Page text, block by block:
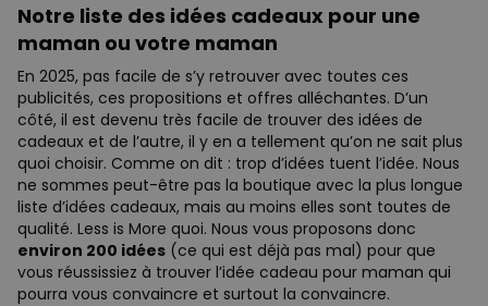
Notre liste des idées cadeaux pour une
maman ou votre maman
En 2025, pas facile de s’y retrouver avec toutes ces
publicités, ces propositions et offres alléchantes. D’un
côté, il est devenu très facile de trouver des idées de
cadeaux et de l’autre, il y en a tellement qu’on ne sait plus
quoi choisir. Comme on dit : trop d’idées tuent l’idée. Nous
ne sommes peut-être pas la boutique avec la plus longue
liste d’idées cadeaux, mais au moins elles sont toutes de
qualité. Less is More quoi. Nous vous proposons donc
environ 200 idées (ce qui est déjà pas mal) pour que
vous réussissiez à trouver l’idée cadeau pour maman qui
pourra vous convaincre et surtout la convaincre.